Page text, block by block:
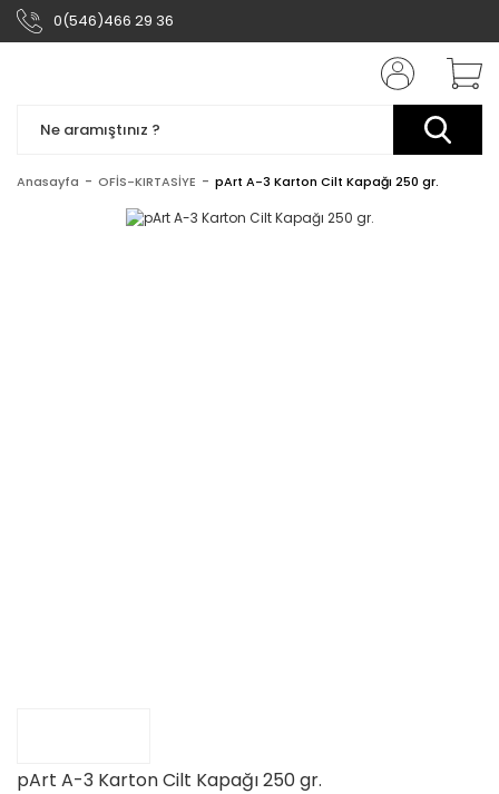
0(546)466 29 36
Anasayfa OFİS-KIRTASİYE pArt A-3 Karton Cilt Kapağı 250 gr.
pArt A-3 Karton Cilt Kapağı 250 gr.